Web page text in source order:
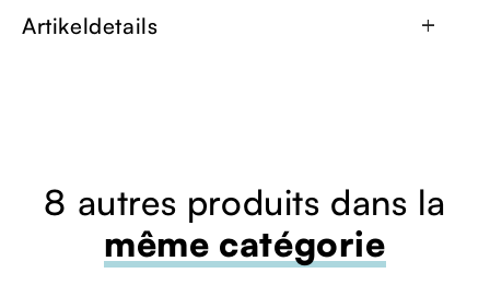
Artikeldetails add
8 autres produits dans la
même catégorie